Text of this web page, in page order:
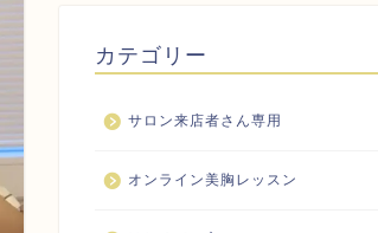
カテゴリー
サロン来店者さん専用
オンライン美胸レッスン